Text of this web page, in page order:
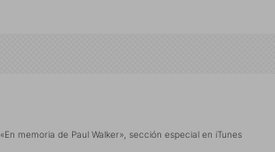
«En memoria de Paul Walker», sección especial en iTunes